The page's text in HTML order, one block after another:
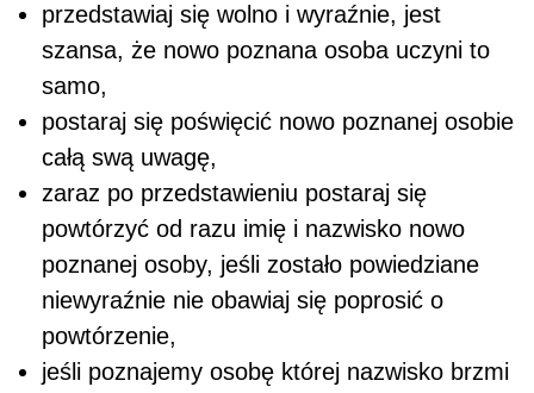
przedstawiaj się wolno i wyraźnie, jest
szansa, że nowo poznana osoba uczyni to
samo,
postaraj się poświęcić nowo poznanej osobie
całą swą uwagę,
zaraz po przedstawieniu postaraj się
powtórzyć od razu imię i nazwisko nowo
poznanej osoby, jeśli zostało powiedziane
niewyraźnie nie obawiaj się poprosić o
powtórzenie,
jeśli poznajemy osobę której nazwisko brzmi